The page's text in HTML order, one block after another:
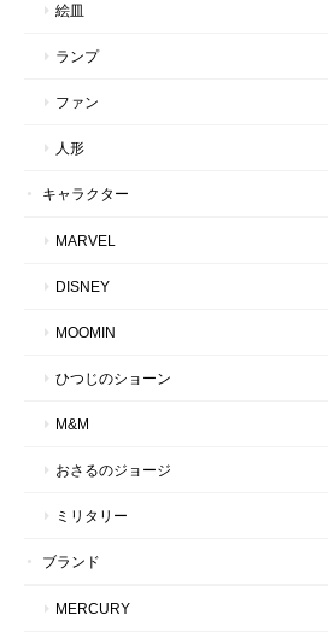
絵皿
ランプ
ファン
人形
キャラクター
MARVEL
DISNEY
MOOMIN
ひつじのショーン
M&M
おさるのジョージ
ミリタリー
ブランド
MERCURY